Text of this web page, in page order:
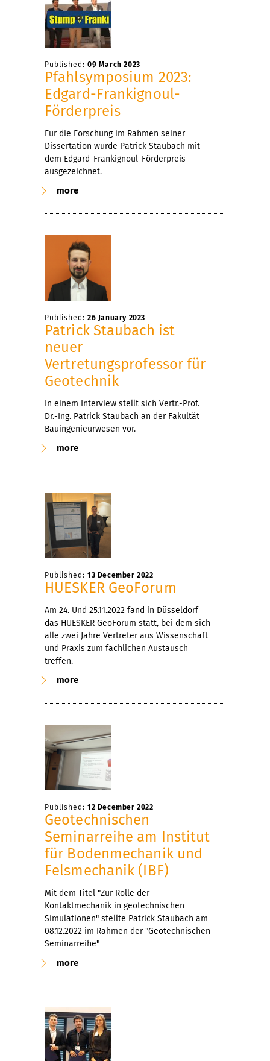
Published: 09 March 2023
Pfahlsymposium 2023:
Edgard-Frankignoul-
Förderpreis
Für die Forschung im Rahmen seiner
Dissertation wurde Patrick Staubach mit
dem Edgard-Frankignoul-Förderpreis
ausgezeichnet.
more
Published: 26 January 2023
Patrick Staubach ist
neuer
Vertretungsprofessor für
Geotechnik
In einem Interview stellt sich Vertr.-Prof.
Dr.-Ing. Patrick Staubach an der Fakultät
Bauingenieurwesen vor.
more
Published: 13 December 2022
HUESKER GeoForum
Am 24. Und 25.11.2022 fand in Düsseldorf
das HUESKER GeoForum statt, bei dem sich
alle zwei Jahre Vertreter aus Wissenschaft
und Praxis zum fachlichen Austausch
treffen.
more
Published: 12 December 2022
Geotechnischen
Seminarreihe am Institut
für Bodenmechanik und
Felsmechanik (IBF)
Mit dem Titel "Zur Rolle der
Kontaktmechanik in geotechnischen
Simulationen" stellte Patrick Staubach am
08.12.2022 im Rahmen der "Geotechnischen
Seminarreihe"
more